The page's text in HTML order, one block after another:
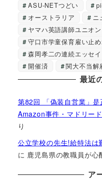
ASU-NETつどい
オーストラリア
ニ
ヤマハ英語講師ユニオン
守口市学童保育雇い止
森岡孝二の連続エッセイ
開催済
関大不当解
最近
第82回 「偽装自営業」是
Amazon事件・マドリー
り
公立学校の先生!給特法は
に 鹿児島県の教職員が心
ア